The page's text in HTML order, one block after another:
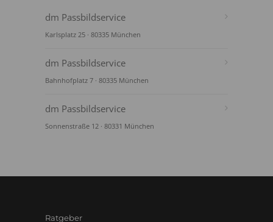
dm Passbildservice
Karlsplatz 25 · 80335 München
dm Passbildservice
Bahnhofplatz 7 · 80335 München
dm Passbildservice
Sonnenstraße 12 · 80331 München
Ratgeber